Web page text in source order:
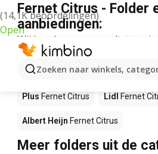
(14,1K beoordelingen)
Open
Zoeken naar winkels,
Fernet Citrus - Folder
aanbiedingen:
Wij konden geen resultaten
Fernet Citrus in actie –
koop?
Plus Fernet Citrus Lidl Fernet
Albert Heijn Fernet Citrus
Meer folders uit de